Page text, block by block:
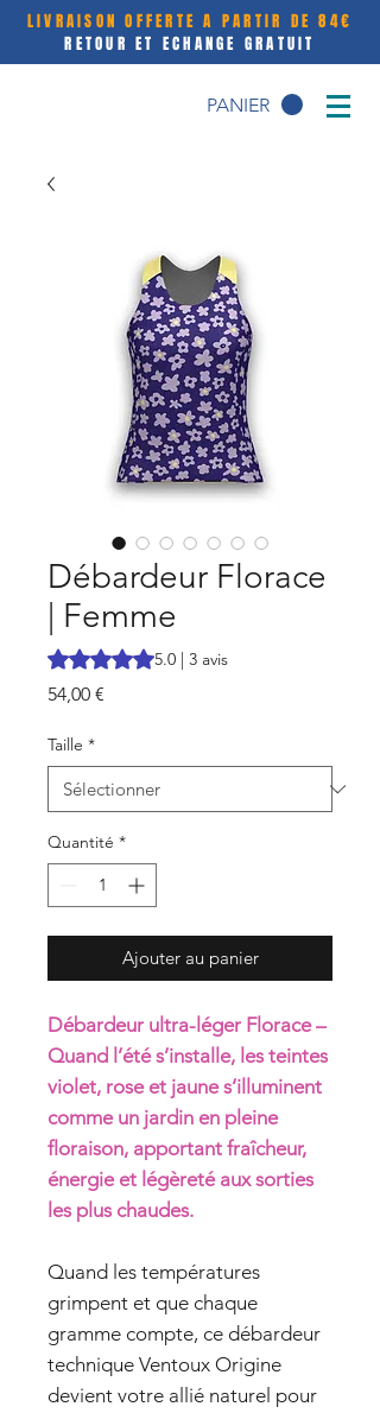
LIVRAISON OFFERTE A PARTIR DE 84€
RETOUR ET ECHANGE GRATUIT
PANIER
Débardeur Florace
| Femme
La note est de 5.0 sur cinq étoiles selon
5.0 | 3 avis
54,00 €
Taille *
Quantité *
Ajouter au panier
Débardeur ultra-léger Florace –
Quand l’été s’installe, les teintes
violet, rose et jaune s’illuminent
comme un jardin en pleine
floraison, apportant fraîcheur,
énergie et légèreté aux sorties
les plus chaudes.
Quand les températures
grimpent et que chaque
gramme compte, ce débardeur
technique Ventoux Origine
devient votre allié naturel pour